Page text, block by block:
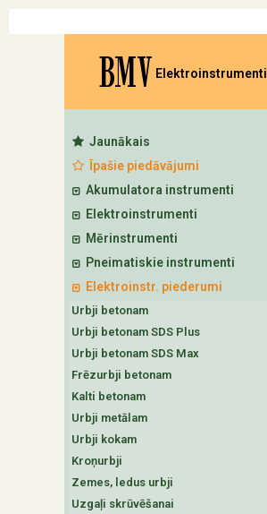
BMV Elektroinstrumenti
Jaunākais
Īpašie piedāvājumi
Akumulatora instrumenti
Elektroinstrumenti
Mērinstrumenti
Pneimatiskie instrumenti
Elektroinstr. piederumi
Urbji betonam
Urbji betonam SDS Plus
Urbji betonam SDS Max
Frēzurbji betonam
Kalti betonam
Urbji metālam
Urbji kokam
Kroņurbji
Zemes, ledus urbji
Uzgaļi skrūvēšanai